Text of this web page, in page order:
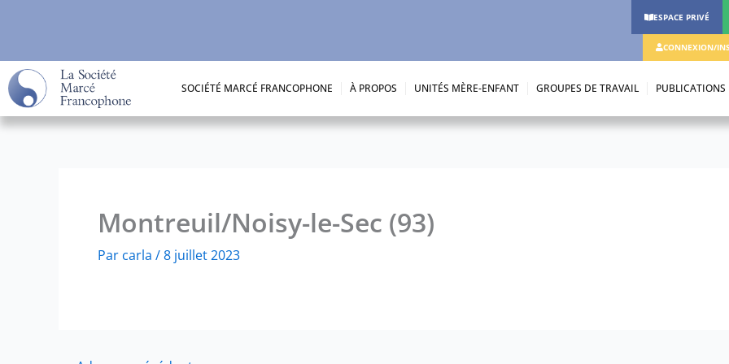
ESPACE PRIVÉ
CONNEXION/
SOCIÉTÉ MARCÉ FRANCOPHONE À PROPOS UNITÉS MÈRE-ENFANT GROUPES DE TRAVAIL PUBLICATIONS
Montreuil/Noisy-le-Sec (93)
Par carla /8 juillet 2023